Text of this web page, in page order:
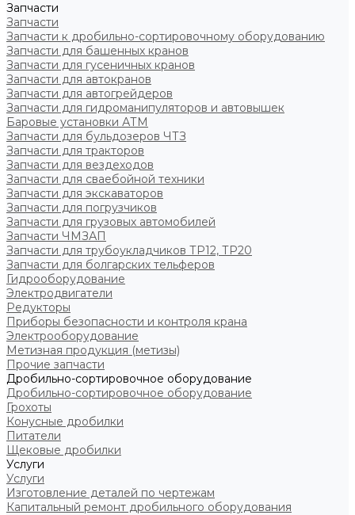
Запчасти
Запчасти
Запчасти к дробильно-сортировочному оборудованию
Запчасти для башенных кранов
Запчасти для гусеничных кранов
Запчасти для автокранов
Запчасти для автогрейдеров
Запчасти для гидроманипуляторов и автовышек
Баровые установки АТМ
Запчасти для бульдозеров ЧТЗ
Запчасти для тракторов
Запчасти для вездеходов
Запчасти для сваебойной техники
Запчасти для экскаваторов
Запчасти для погрузчиков
Запчасти для грузовых автомобилей
Запчасти ЧМЗАП
Запчасти для трубоукладчиков ТР12, ТР20
Запчасти для болгарских тельферов
Гидрооборудование
Электродвигатели
Редукторы
Приборы безопасности и контроля крана
Электрооборудование
Метизная продукция (метизы)
Прочие запчасти
Дробильно-сортировочное оборудование
Дробильно-сортировочное оборудование
Грохоты
Конусные дробилки
Питатели
Щековые дробилки
Услуги
Услуги
Изготовление деталей по чертежам
Капитальный ремонт дробильного оборудования